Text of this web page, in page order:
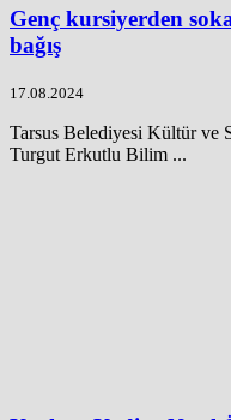
Genç kursiyerden
bağış
17.08.2024
Tarsus Belediyesi Kültür ve
Turgut Erkutlu Bilim ...